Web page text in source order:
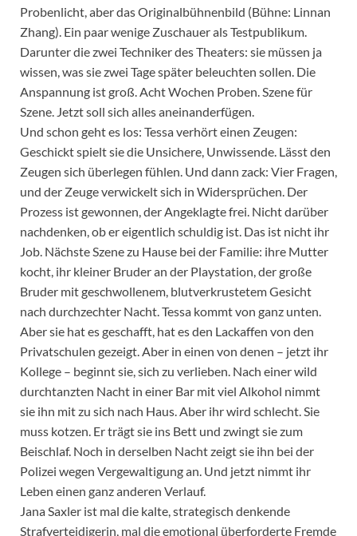
Probenlicht, aber das Originalbühnenbild (Bühne: Linnan
Zhang). Ein paar wenige Zuschauer als Testpublikum.
Darunter die zwei Techniker des Theaters: sie müssen ja
wissen, was sie zwei Tage später beleuchten sollen. Die
Anspannung ist groß. Acht Wochen Proben. Szene für
Szene. Jetzt soll sich alles aneinanderfügen.
Und schon geht es los: Tessa verhört einen Zeugen:
Geschickt spielt sie die Unsichere, Unwissende. Lässt den
Zeugen sich überlegen fühlen. Und dann zack: Vier Fragen,
und der Zeuge verwickelt sich in Widersprüchen. Der
Prozess ist gewonnen, der Angeklagte frei. Nicht darüber
nachdenken, ob er eigentlich schuldig ist. Das ist nicht ihr
Job. Nächste Szene zu Hause bei der Familie: ihre Mutter
kocht, ihr kleiner Bruder an der Playstation, der große
Bruder mit geschwollenem, blutverkrustetem Gesicht
nach durchzechter Nacht. Tessa kommt von ganz unten.
Aber sie hat es geschafft, hat es den Lackaffen von den
Privatschulen gezeigt. Aber in einen von denen – jetzt ihr
Kollege – beginnt sie, sich zu verlieben. Nach einer wild
durchtanzten Nacht in einer Bar mit viel Alkohol nimmt
sie ihn mit zu sich nach Haus. Aber ihr wird schlecht. Sie
muss kotzen. Er trägt sie ins Bett und zwingt sie zum
Beischlaf. Noch in derselben Nacht zeigt sie ihn bei der
Polizei wegen Vergewaltigung an. Und jetzt nimmt ihr
Leben einen ganz anderen Verlauf.
Jana Saxler ist mal die kalte, strategisch denkende
Strafverteidigerin, mal die emotional überforderte Fremde